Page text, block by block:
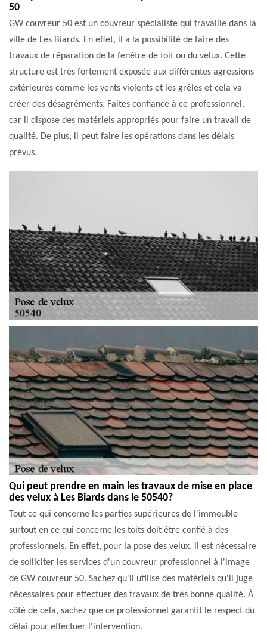
50
GW couvreur 50 est un couvreur spécialiste qui travaille dans la
ville de Les Biards. En effet, il a la possibilité de faire des
travaux de réparation de la fenêtre de toit ou du velux. Cette
structure est très fortement exposée aux différentes agressions
extérieures comme les vents violents et les grêles et cela va
créer des désagréments. Faites confiance à ce professionnel,
car il dispose des matériels appropriés pour faire un travail de
qualité. De plus, il peut faire les opérations dans les délais
prévus.
Qui peut prendre en main les travaux de mise en place
des velux à Les Biards dans le 50540?
Tout ce qui concerne les parties supérieures de l'immeuble
surtout en ce qui concerne les toits doit être confié à des
professionnels. En effet, pour la pose des velux, il est nécessaire
de solliciter les services d'un couvreur professionnel à l'image
de GW couvreur 50. Sachez qu'il utilise des matériels qu'il juge
nécessaires pour effectuer des travaux de très bonne qualité. À
côté de cela, sachez que ce professionnel garantit le respect du
délai pour effectuer l'intervention.